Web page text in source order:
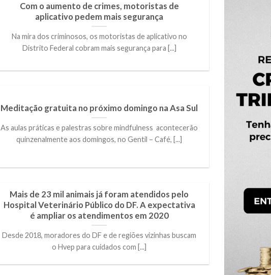
Com o aumento de crimes, motoristas de
aplicativo pedem mais segurança
Na mira dos criminosos, os motoristas de aplicativo no
Distrito Federal cobram mais segurança para [...]
Meditação gratuita no próximo domingo na Asa Sul
As aulas práticas e palestras sobre mindfulness acontecerão
quinzenalmente aos domingos, no Gentil – Café, [...]
Mais de 23 mil animais já foram atendidos pelo
Hospital Veterinário Público do DF. A expectativa
é ampliar os atendimentos em 2020
Desde 2018, moradores do DF e de regiões vizinhas buscam
o Hvep para cuidados com [...]